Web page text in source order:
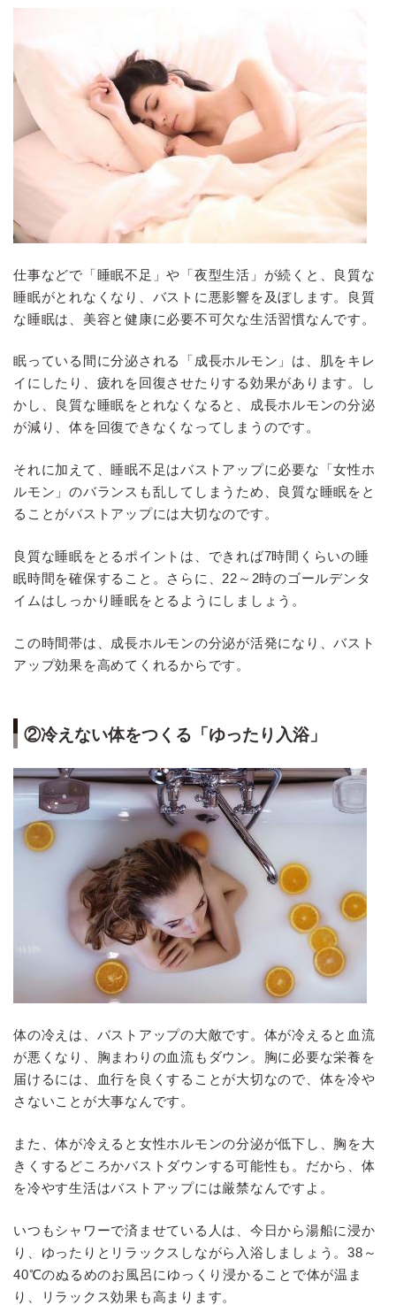
仕事などで「睡眠不足」や「夜型生活」が続くと、良質な
睡眠がとれなくなり、バストに悪影響を及ぼします。良質
な睡眠は、美容と健康に必要不可欠な生活習慣なんです。
眠っている間に分泌される「成長ホルモン」は、肌をキレ
イにしたり、疲れを回復させたりする効果があります。し
かし、良質な睡眠をとれなくなると、成長ホルモンの分泌
が減り、体を回復できなくなってしまうのです。
それに加えて、睡眠不足はバストアップに必要な「女性ホ
ルモン」のバランスも乱してしまうため、良質な睡眠をと
ることがバストアップには大切なのです。
良質な睡眠をとるポイントは、できれば7時間くらいの睡
眠時間を確保すること。さらに、22～2時のゴールデンタ
イムはしっかり睡眠をとるようにしましょう。
この時間帯は、成長ホルモンの分泌が活発になり、バスト
アップ効果を高めてくれるからです。
②冷えない体をつくる「ゆったり入浴」
体の冷えは、バストアップの大敵です。体が冷えると血流
が悪くなり、胸まわりの血流もダウン。胸に必要な栄養を
届けるには、血行を良くすることが大切なので、体を冷や
さないことが大事なんです。
また、体が冷えると女性ホルモンの分泌が低下し、胸を大
きくするどころかバストダウンする可能性も。だから、体
を冷やす生活はバストアップには厳禁なんですよ。
いつもシャワーで済ませている人は、今日から湯船に浸か
り、ゆったりとリラックスしながら入浴しましょう。38～
40℃のぬるめのお風呂にゆっくり浸かることで体が温ま
り、リラックス効果も高まります。